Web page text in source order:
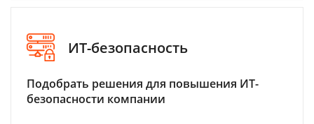
ИТ-безопасность
Подобрать решения для повышения ИТ-
безопасности компании